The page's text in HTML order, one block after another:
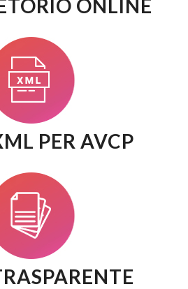
ONLINE
PER AVCP